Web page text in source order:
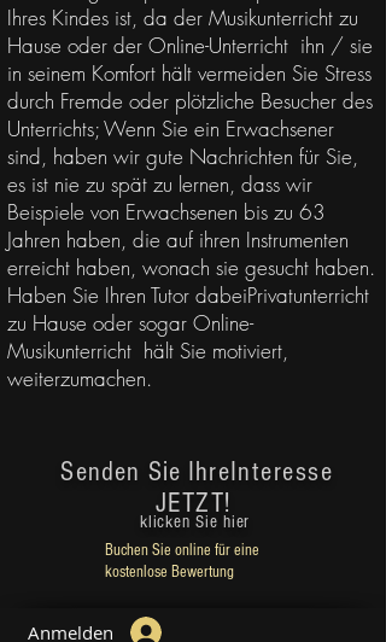
Ihres Kindes ist, da der Musikunterricht zu
Hause oder der Online-Unterricht ihn / sie
in seinem Komfort hält vermeiden Sie Stress
durch Fremde oder plötzliche Besucher des
Unterrichts; Wenn Sie ein Erwachsener
sind, haben wir gute Nachrichten für Sie,
es ist nie zu spät zu lernen, dass wir
Beispiele von Erwachsenen bis zu 63
Jahren haben, die auf ihren Instrumenten
erreicht haben, wonach sie gesucht haben.
Haben Sie Ihren Tutor dabeiPrivatunterricht
zu Hause oder sogar Online-
Musikunterricht hält Sie motiviert,
weiterzumachen.
Senden Sie IhreInteresse
JETZT!
klicken Sie hier
Buchen Sie online für eine
kostenlose Bewertung
Anmelden